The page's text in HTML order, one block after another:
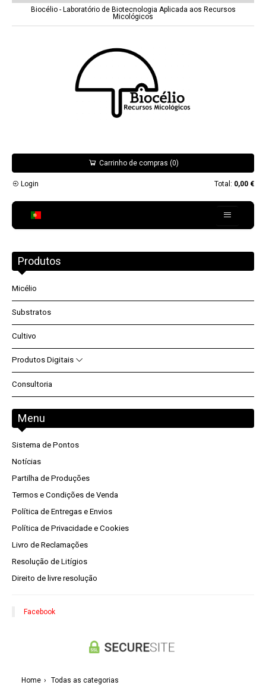
Biocélio - Laboratório de Biotecnologia Aplicada aos Recursos
Micológicos
Carrinho de compras (0)
Login Total: 0,00 €
Espécies
Produtores
Descontos
Contactos
Produtos
Micélio
Substratos
Cultivo
Produtos Digitais
Programas
E-books
Projetos
Consultoria
Menu
Sistema de Pontos
Notícias
Partilha de Produções
Termos e Condições de Venda
Política de Entregas e Envios
Política de Privacidade e Cookies
Livro de Reclamações
Resolução de Litígios
Direito de livre resolução
Facebook
Home › Todas as categorias